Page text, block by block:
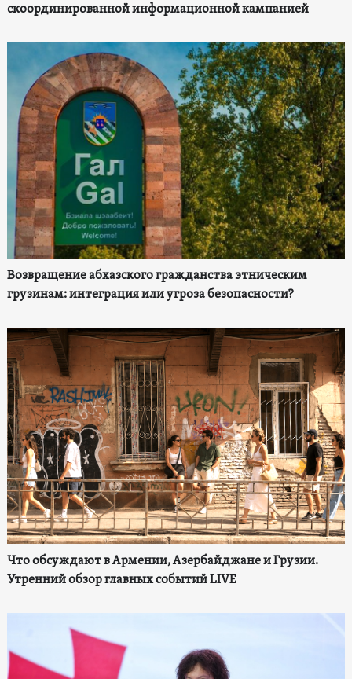
скоординированной информационной кампанией
Возвращение абхазского гражданства этническим
грузинам: интеграция или угроза безопасности?
Что обсуждают в Армении, Азербайджане и Грузии.
Утренний обзор главных событий LIVE